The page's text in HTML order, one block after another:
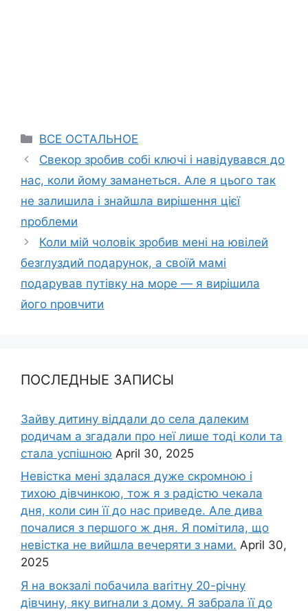
Categories
ВСЕ ОСТАЛЬНОЕ
Свекор зробив собі ключі і навідувався до
нас, коли йому заманеться. Але я цього так
не залишила і знайшла вирішення цієї
nроблеми
Коли мій чоловік зробив мені на ювілей
безrлуздий подарунок, а своїй мамі
подарував путівку на море — я вирішила
його nровчити
ПОСЛЕДНЫЕ ЗАПИСЫ
Зайву дитину віддали до села далеким
родичам а згадали про неї лише тоді коли та
стала успішною April 30, 2025
Невістка мені здалася дуже скромною і
тихою дівчинкою, тож я з радістю чекала
дня, коли син її до нас приведе. Але дива
почалися з першого ж дня. Я помітила, що
невістка не вийшла вечеряти з нами. April 30,
2025
Я на вокзалі побачила ваrітну 20-річну
дівчину, яку виrнали з дому. Я забрала її до